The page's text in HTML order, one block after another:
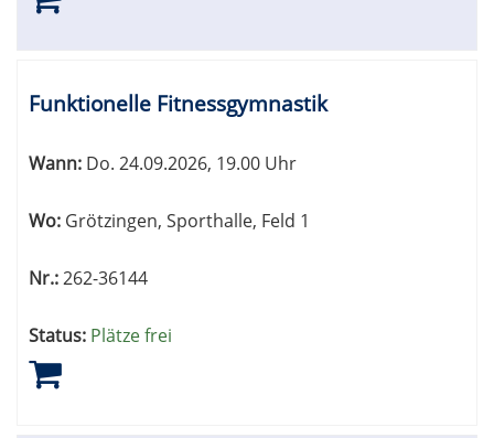
Funktionelle Fitnessgymnastik
Wann: Do. 24.09.2026, 19.00 Uhr
Wo: Grötzingen, Sporthalle, Feld 1
Nr.:262-36144
Status: Plätze frei